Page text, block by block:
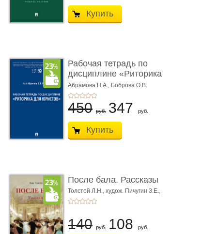
Купить
Рабочая тетрадь по
дисциплине «Риторика
для ю� ...
Абрамова Н.А., Боброва О.В.
450 руб. 347 руб.
Купить
После бала. Рассказы
Толстой Л.Н., худож. Пичугин З.Е.,
худож. Лебедев А.И.,
140 руб. 108 руб.